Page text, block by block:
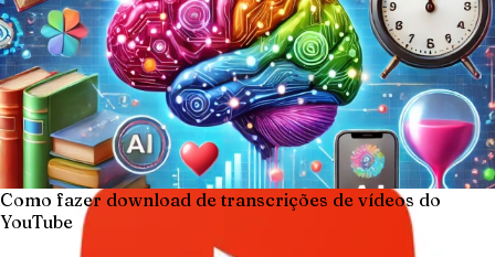
Como fazer download de transcrições de vídeos do
YouTube